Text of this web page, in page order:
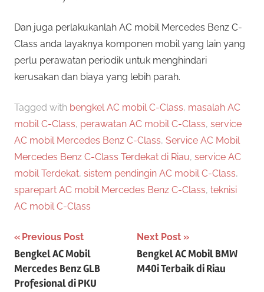
Dan juga perlakukanlah AC mobil Mercedes Benz C-
Class anda layaknya komponen mobil yang lain yang
perlu perawatan periodik untuk menghindari
kerusakan dan biaya yang lebih parah.
Tagged with bengkel AC mobil C-Class, masalah AC
mobil C-Class, perawatan AC mobil C-Class, service
AC mobil Mercedes Benz C-Class, Service AC Mobil
Mercedes Benz C-Class Terdekat di Riau, service AC
mobil Terdekat, sistem pendingin AC mobil C-Class,
sparepart AC mobil Mercedes Benz C-Class, teknisi
AC mobil C-Class
Post
navigation
Previous Post
Bengkel AC Mobil
Mercedes Benz GLB
Profesional di PKU
Next Post
Bengkel AC Mobil BMW
M40i Terbaik di Riau